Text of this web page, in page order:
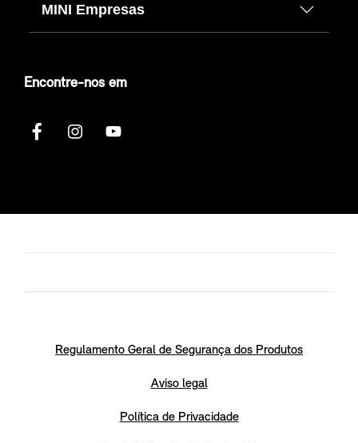
MINI Empresas
Encontre-nos em
Regulamento Geral de Segurança dos Produtos
Aviso legal
Política de Privacidade